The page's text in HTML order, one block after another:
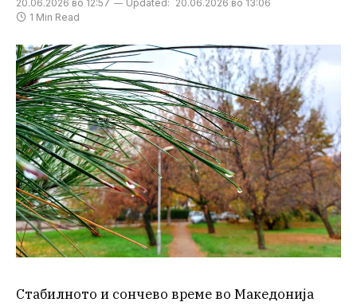
20.06.2026 во 12:57 Updated: 20.06.2026 во 13:06
1 Min Read
Стабилното и сончево време во Македонија